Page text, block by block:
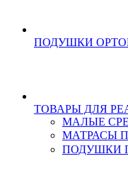
ПОДУШКИ
ТОВАРЫ ДЛЯ
МАЛЫЕ
МАТРАСЫ
ПОДУШКИ